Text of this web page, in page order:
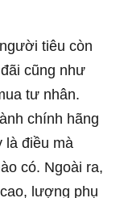
tiêu còn
cũng như
tư nhân.
chính hãng
là điều mà
có. Ngoài ra,
lượng phụ